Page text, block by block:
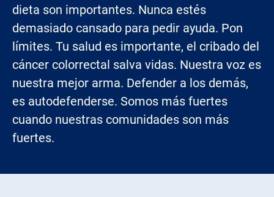
dieta son importantes. Nunca estés
demasiado cansado para pedir ayuda. Pon
límites. Tu salud es importante, el cribado del
cáncer colorrectal salva vidas. Nuestra voz es
nuestra mejor arma. Defender a los demás,
es autodefenderse. Somos más fuertes
cuando nuestras comunidades son más
fuertes.